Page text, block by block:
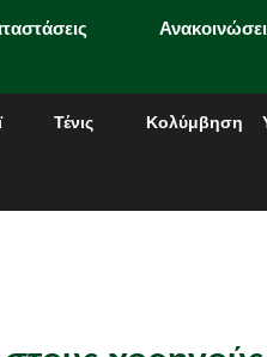
Τένις Κολύμβηση